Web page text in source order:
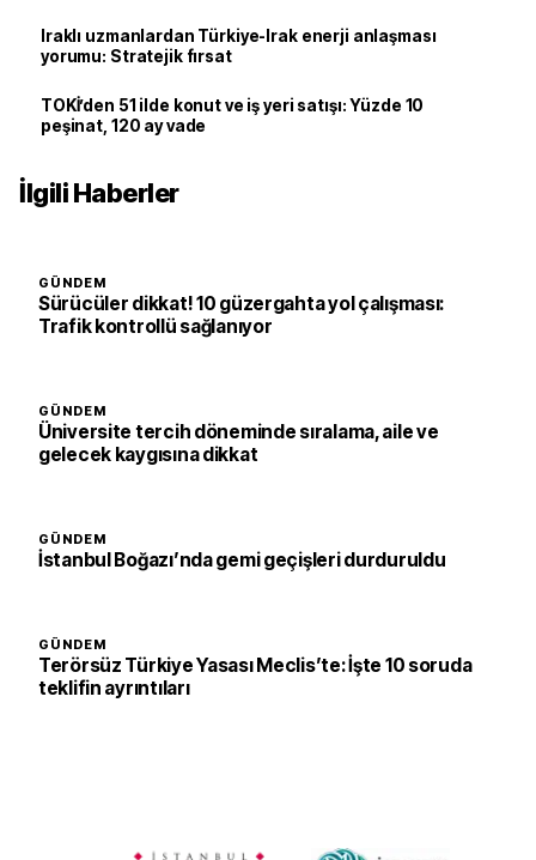
Iraklı uzmanlardan Türkiye-Irak enerji anlaşması
yorumu: Stratejik fırsat
TOKİ’den 51 ilde konut ve iş yeri satışı: Yüzde 10
peşinat, 120 ay vade
İlgili Haberler
GÜNDEM
Sürücüler dikkat! 10 güzergahta yol çalışması:
Trafik kontrollü sağlanıyor
GÜNDEM
Üniversite tercih döneminde sıralama, aile ve
gelecek kaygısına dikkat
GÜNDEM
İstanbul Boğazı’nda gemi geçişleri durduruldu
GÜNDEM
Terörsüz Türkiye Yasası Meclis’te: İşte 10 soruda
teklifin ayrıntıları